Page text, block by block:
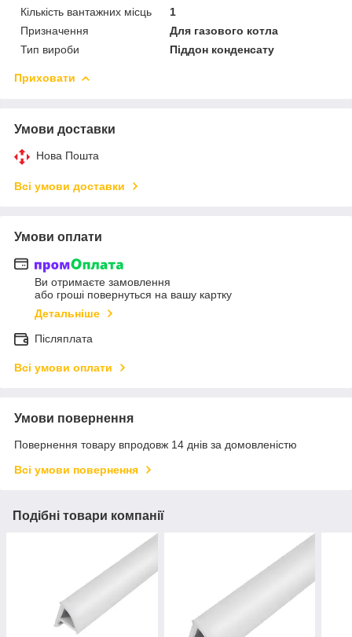
Кількість вантажних місць
1
Призначення
Для газового котла
Тип вироби
Піддон конденсату
Приховати
Умови доставки
Нова Пошта
Всі умови доставки
Умови оплати
Ви отримаєте замовлення
або гроші повернуться на вашу картку
Детальніше
Післяплата
Всі умови оплати
Умови повернення
Повернення товару впродовж 14 днів за домовленістю
Всі умови повернення
Подібні товари компанії